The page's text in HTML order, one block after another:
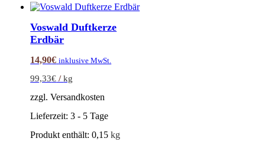
Voswald Duftkerze
Erdbär
14,90€ inklusive MwSt.
99,33€ /kg
zzgl. Versandkosten
Lieferzeit:3 - 5 Tage
Produkt enthält: 0,15kg